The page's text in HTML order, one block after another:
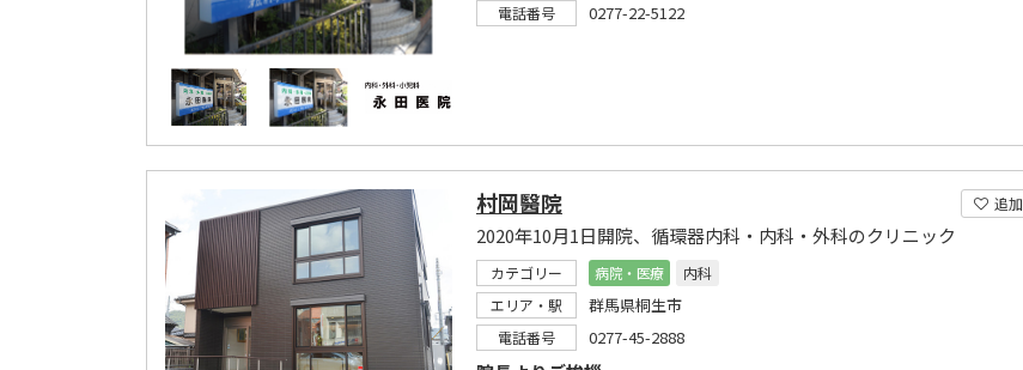
電話番号 0277-22-5122
追加
村岡醫院
2020年10月1日開院、循環器内科・内科・外科のクリニック
カテゴリー 病院・医療
内科
エリア・駅
群馬県桐生市
電話番号 0277-45-2888